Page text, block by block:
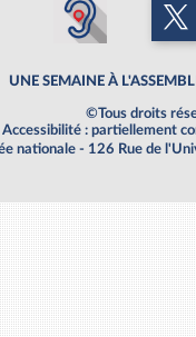
UNE SEMAINE À
©Tous droits
Accessibilité : partiellement
nationale - 126 Rue de